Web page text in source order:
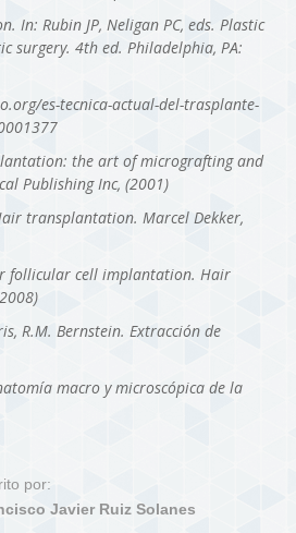
In: Rubin JP, Neligan PC, eds. Plastic
surgery. 4th ed. Philadelphia, PA:
es-tecnica-actual-del-trasplante-
the art of micrografting and
Publishing Inc, (2001)
transplantation. Marcel Dekker,
follicular cell implantation. Hair
R.M. Bernstein. Extracción de
macro y microscópica de la
por:
Javier Ruiz Solanes